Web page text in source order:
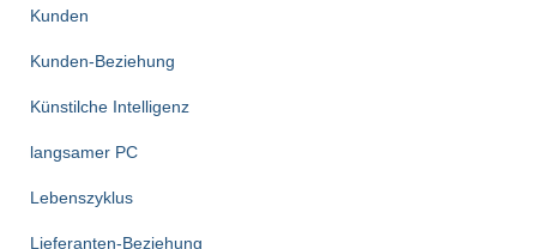
Kunden
Kunden-Beziehung
Künstilche Intelligenz
langsamer PC
Lebenszyklus
Lieferanten-Beziehung